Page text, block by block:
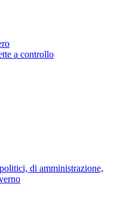
a controllo
di amministrazione,